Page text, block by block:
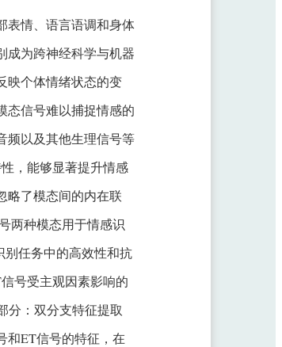
表情、语言语调和身体
成为跨神经科学与机器
映个体情绪状态的变
态信号难以捕捉情感的
频以及其他生理信号等
，能够显著提升情感
略了模态间的内在联
两种模态用于情感识
任务中的高效性和抗
号受主观因素影响的
分：双分支特征提取
和ET信号的特征，在